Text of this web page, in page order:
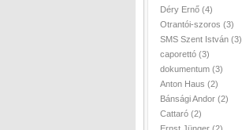
Déry Ernő (4)
Otrantói-szoros (3)
SMS Szent István (3)
caporettó (3)
dokumentum (3)
Anton Haus (2)
Bánsági Andor (2)
Cattaró (2)